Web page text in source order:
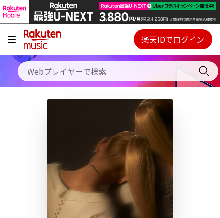
キャンペーン
料金プラン
使い方
Webプレイヤー
ご契約内容の確認・変更
楽天IDでログイン